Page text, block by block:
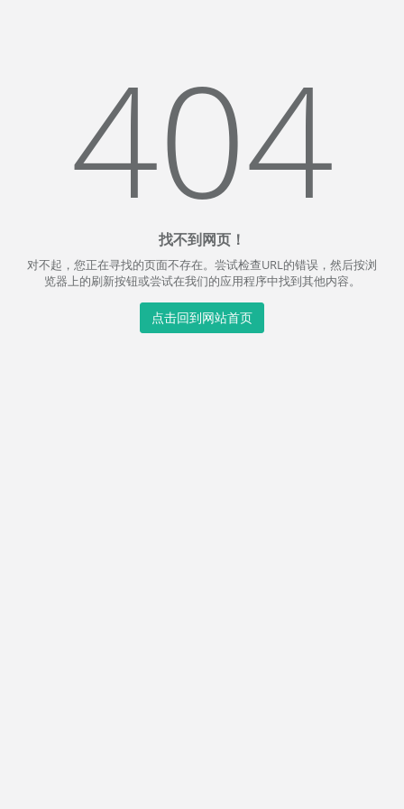
404
找不到网页！
对不起，您正在寻找的页面不存在。尝试检查URL的错误，然后按浏
览器上的刷新按钮或尝试在我们的应用程序中找到其他内容。
点击回到网站首页